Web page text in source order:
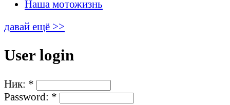
Наша мотожизнь
давай ещё >>
User login
Ник: *
Password: *